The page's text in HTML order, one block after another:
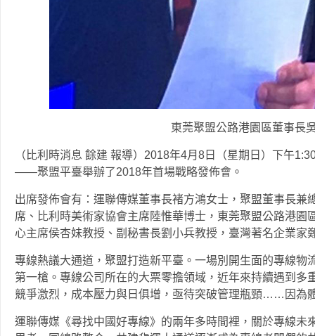
東莞聚盟公路港園區董事長
（比利時消息 餘建 報導）2018年4月8日（星期日）下午
——聚盟平臺舉辦了2018年首場戰略發佈會。
出席發佈會有：運聯傳媒董事長褚方鴻女士，聚盟董事長兼
席、比利時美術家協會主席陸惟華博士，東莞聚盟公路港園
心主席侯杏妹教授、副秘書長劉小兵教授，臺灣著名企業家
專線熱議大通道，聚盟打造新平臺。一場別開生面的專線物
第一槍。專線公司所在的大票零擔領域，近年來持續遇到多
競爭激烈，成本壓力與日俱增，亟待突破管理瓶頸……因為
運聯傳媒《尋找中國好專線》的兩年多時間裡，關於專線未